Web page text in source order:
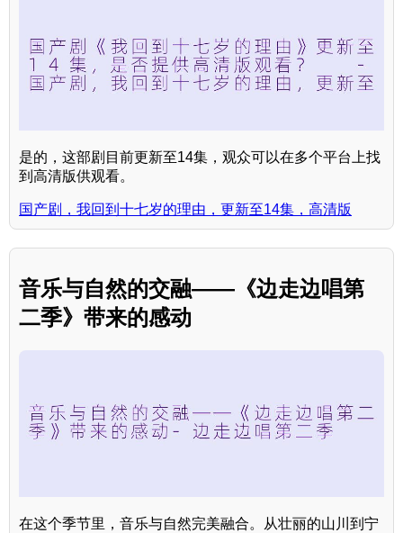
是的，这部剧目前更新至14集，观众可以在多个平台上找
到高清版供观看。
国产剧，我回到十七岁的理由，更新至14集，高清版
音乐与自然的交融——《边走边唱第
二季》带来的感动
在这个季节里，音乐与自然完美融合。从壮丽的山川到宁